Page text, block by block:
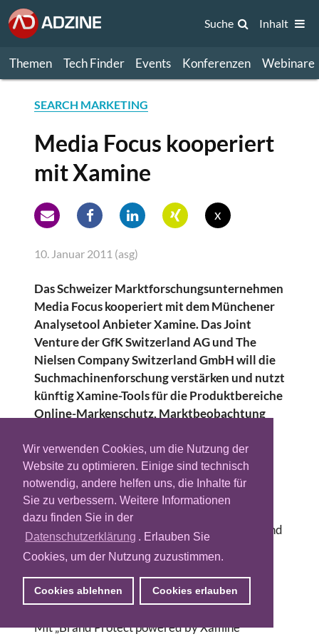
Wir verwenden Cookies, um die Nutzung der
Website zu optimieren. Einige sind technisch
notwendig, andere helfen uns, die Inhalte für
Sie zu verbessern. Weitere Informationen
dazu finden Sie in der
Datenschutzerklärung . Erlauben Sie
Cookies, um der Nutzung zuzustimmen.
Cookies ablehnen Cookies erlauben
Themen Tech Finder Events Konferenzen Webinare
Suche Inhalt
SEARCH MARKETING
Media Focus kooperiert
mit Xamine
x
10. Januar 2011 (asg)
Das Schweizer Marktforschungsunternehmen
Media Focus kooperiert mit dem Münchener
Analysetool Anbieter Xamine. Das Joint
Venture der GfK Switzerland AG und The
Nielsen Company Switzerland GmbH will die
Suchmachinenforschung verstärken und nutzt
künftig Xamine-Tools für die Produktbereiche
Online-Markenschutz, Marktbeobachtung
Laut Jens Windel, CEO von Media Focus, sei
Suchmaschinenforschung die perfekte
Ergänzung zur Werbeforschung von Media
Focus. „Mit den Instrumenten der
Suchmaschinenforschung können wir Daten und
Informationen zum Werbeverhalten im SEM
liefern und damit unsere Kunden bei der
Analyse, Steuerung und Kontrolle ihrer SEM-
Aktivitäten effektiv unterstützen“.
Mit „Brand Protect powered by Xamine“